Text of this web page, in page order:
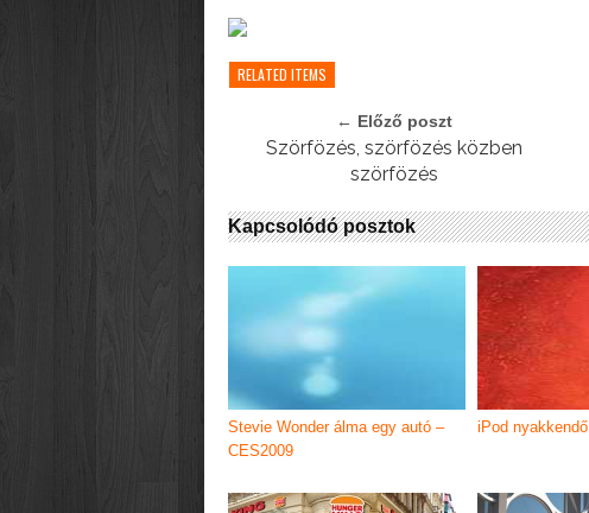
RELATED ITEMS
← Előző poszt
Szörfözés, szörfözés közben
szörfözés
Kapcsolódó posztok
Stevie Wonder álma egy autó –
CES2009
iPod nyakkendő